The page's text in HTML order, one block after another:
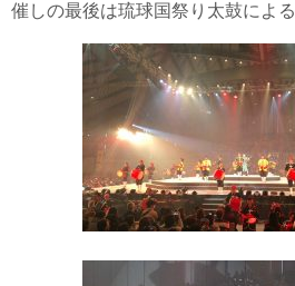
催しの最後は琉球国祭り太鼓による